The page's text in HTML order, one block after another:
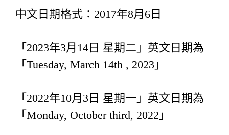
中文日期格式：2017年8月6日
「2023年3月14日 星期二」英文日期為
「Tuesday, March 14th , 2023」
「2022年10月3日 星期一」英文日期為
「Monday, October third, 2022」